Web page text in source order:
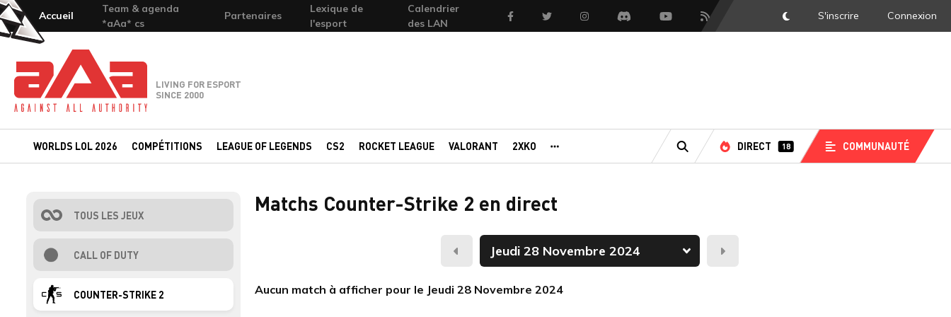
Accueil
Team & agenda
*aAa* cs
Partenaires
Lexique de
l'esport
Calendrier
des LAN
FacebookTwitter InstagramDiscord YoutubeFlux RSS DarkMode
S'inscrire Connexion
Team-aAa - against All authority
LIVING FOR ESPORT
SINCE 2000
WORLDS LOL 2026 COMPÉTITIONS LEAGUE OF LEGENDS CS2 ROCKET LEAGUE VALORANT 2XKO
RECHERCHE
DIRECT 18 COMMUNAUTÉ
TOUS LES JEUX
CALL OF DUTY
COUNTER-STRIKE 2
Matchs Counter-Strike 2 en direct
Hier Demain
Aucun match à afficher pour le Jeudi 28 Novembre 2024